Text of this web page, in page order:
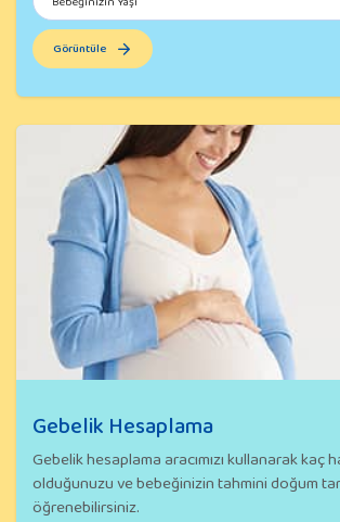
Görüntüle
Gebelik Hesaplama
Gebelik hesaplama aracımızı kullanarak kaç
olduğunuzu ve bebeğinizin tahmini doğum
öğrenebilirsiniz.